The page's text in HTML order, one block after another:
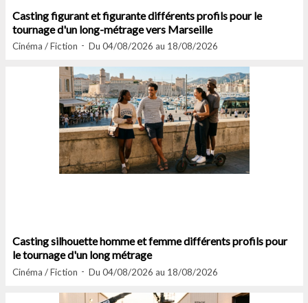
Casting figurant et figurante différents profils pour le
tournage d'un long-métrage vers Marseille
Cinéma / Fiction Du 04/08/2026 au 18/08/2026
Casting silhouette homme et femme différents profils pour
le tournage d'un long métrage
Cinéma / Fiction Du 04/08/2026 au 18/08/2026